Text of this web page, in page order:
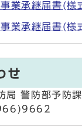
業承継届書(様
業承継届書(様
せ
局 警防部予防課